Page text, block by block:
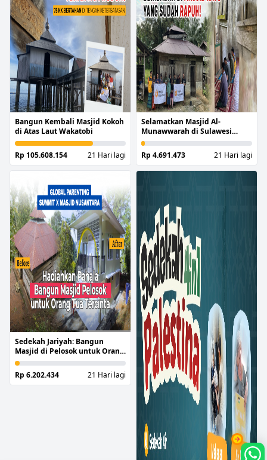
Bangun Kembali Masjid Kokoh
di Atas Laut Wakatobi
Rp 105.608.154 21 Hari lagi
Selamatkan Masjid Al-
Munawwarah di Sulawesi
Barat
Rp 4.691.473
21 Hari lagi
Sedekah Jariyah: Bangun
Masjid di Pelosok untuk Orang
Tua
Rp 6.202.434
21 Hari lagi